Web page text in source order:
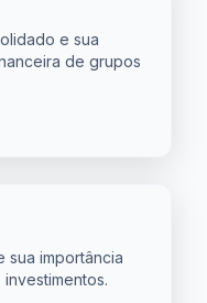
e sua
de grupos
sua importância